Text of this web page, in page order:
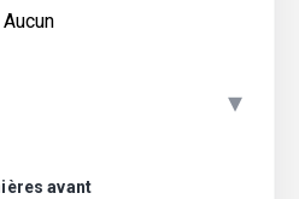
Aucun
▾
avant